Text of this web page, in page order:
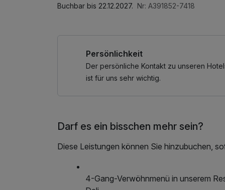
Zahlreiche liebevoll gestaltete Rastplätze
das mit regionalen und saisonalen Zutaten
Freuen Sie sich auf eine gelungene
Höhepunkten – und erleben Sie die Rhein-
1 Flasche Mineralwasser, Saunabenutzung,
Buchbar bis 22.12.2027. Nr: A391852-7418
Persönlichkeit
Der persönliche Kontakt zu unseren
ist für uns sehr wichtig.
Darf es ein bisschen mehr sein?
Diese Leistungen können Sie hinzubuchen,
4-Gang-Verwöhnmenü in unserem